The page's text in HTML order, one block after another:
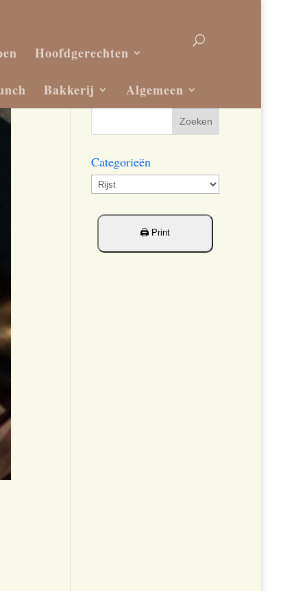
Hoofdgerechten
Bakkerij Algemeen
Categorieën
Categorieën